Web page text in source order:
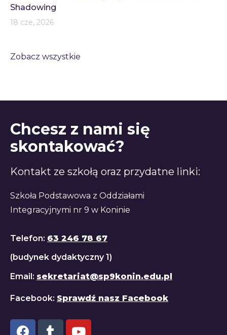
Shadowing
18 cze, 2026
Zobacz wszystkie
Chcesz z nami się
skontakować?
Kontakt ze szkołą oraz przydatne linki:
Szkoła Podstawowa z Oddziałami
Integracyjnymi nr 9 w Koninie
Telefon: 63 246 78 67
(budynek dydaktyczny 1)
Email: sekretariat@sp9konin.edu.pl
Facebook: Sprawdź nasz Facebook